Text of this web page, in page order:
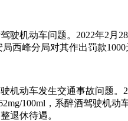
驶机动车问题。 2022年2月
局西峰分局对其作出罚款
机动车发生交通事故问题。
100ml，系醉酒驾驶机
退休待遇。